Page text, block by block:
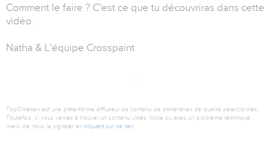
Comment le faire ? C'est ce que tu découvriras dans cette
vidéo.
Natha & L'équipe Crosspaint
TopChrétien est une plate-forme diffuseur de contenu de partenaires de qualité sélectionnés.
Toutefois, si vous veniez à trouver un contenu vidéo illicite ou avec un problème technique,
merci de nous le signaler en cliquant sur ce lien.